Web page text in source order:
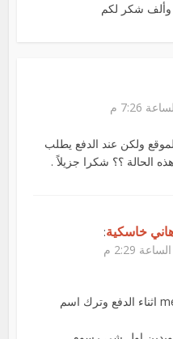
شكر لكم
ولكن عند الدفع يطلب
خاسكية:
يجب التعليم على خيار meddelande اثناء الدفع وترك اسم